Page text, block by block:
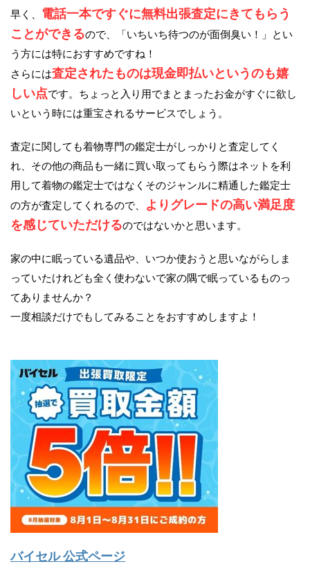
早く、 電話一本ですぐに無料出張査定にきてもらう
ことができるので、「いちいち待つのが面倒臭い！」とい
う方には特におすすめですね！
さらには査定されたものは現金即払いというのも嬉
しい点です。ちょっと入り用でまとまったお金がすぐに欲し
いという時には重宝されるサービスでしょう。
査定に関しても着物専門の鑑定士がしっかりと査定してく
れ、その他の商品も一緒に買い取ってもらう際はネットを利
用して着物の鑑定士ではなくそのジャンルに精通した鑑定士
の方が査定してくれるので、
よりグレードの高い満足度
を感じていただけるのではないかと思います。
家の中に眠っている遺品や、いつか使おうと思いながらしま
っていたけれども全く使わないで家の隅で眠っているものっ
てありませんか？
一度相談だけでもしてみることをおすすめしますよ！
バイセル 公式ページ